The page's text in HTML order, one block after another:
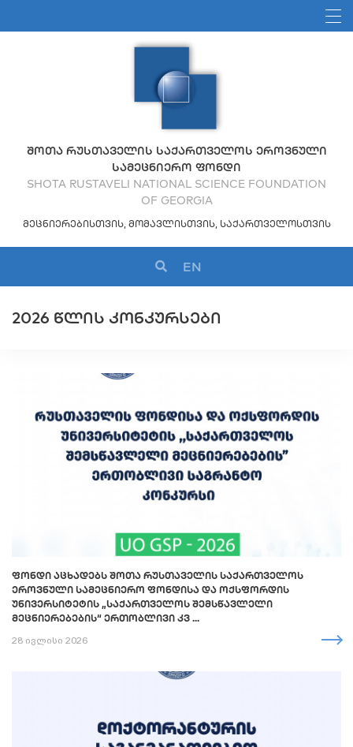
ᲨᲝᲗᲐ ᲠᲣᲡᲗᲐᲕᲔᲚᲘᲡ ᲡᲐᲥᲐᲠᲗᲕᲔᲚᲝᲡ ᲔᲠᲝᲕᲜᲣᲚᲘ
ᲡᲐᲛᲔᲪᲜᲘᲔᲠᲝ ᲤᲝᲜᲓᲘ
SHOTA RUSTAVELI NATIONAL SCIENCE FOUNDATION
OF GEORGIA
ᲛᲔᲪᲜᲘᲔᲠᲔᲑᲘᲡᲗᲕᲘᲡ, ᲛᲝᲛᲐᲕᲚᲘᲡᲗᲕᲘᲡ, ᲡᲐᲥᲐᲠᲗᲕᲔᲚᲝᲡᲗᲕᲘᲡ
EN
2026 ᲬᲚᲘᲡ ᲙᲝᲜᲙᲣᲠᲡᲔᲑᲘ
ᲤᲝᲜᲓᲘ ᲐᲪᲮᲐᲓᲔᲑᲡ ᲨᲝᲗᲐ ᲠᲣᲡᲗᲐᲕᲔᲚᲘᲡ ᲡᲐᲥᲐᲠᲗᲕᲔᲚᲝᲡ
ᲔᲠᲝᲕᲜᲣᲚᲘ ᲡᲐᲛᲔᲪᲜᲘᲔᲠᲝ ᲤᲝᲜᲓᲘᲡᲐ ᲓᲐ ᲝᲥᲡᲤᲝᲠᲓᲘᲡ
ᲣᲜᲘᲕᲔᲠᲡᲘᲢᲔᲢᲘᲡ „ᲡᲐᲥᲐᲠᲗᲕᲔᲚᲝᲡ ᲨᲔᲛᲡᲬᲐᲕᲚᲔᲚᲘ
ᲛᲔᲪᲜᲘᲔᲠᲔᲑᲔᲑᲘᲡ“ ᲔᲠᲗᲝᲑᲚᲘᲕᲘ ᲙᲕ ...
28 ივლისი 2026